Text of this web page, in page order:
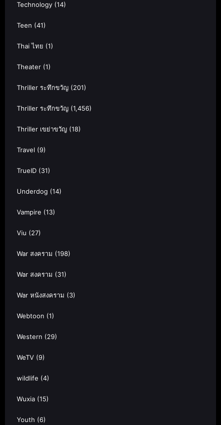
Technology (14)
Teen (41)
Thai ไทย (1)
Theater (1)
Thriller ระทึกขวัญ (201)
Thriller ระทึกขวัญ (1,456)
Thriller เขย่าขวัญ (18)
Travel (9)
TrueID (31)
Underdog (14)
Vampire (13)
Viu (27)
War สงคราม (198)
War สงคราม (31)
War หนังสงคราม (3)
Webtoon (1)
Western (29)
WeTV (9)
wildlife (4)
Wuxia (15)
Youth (6)